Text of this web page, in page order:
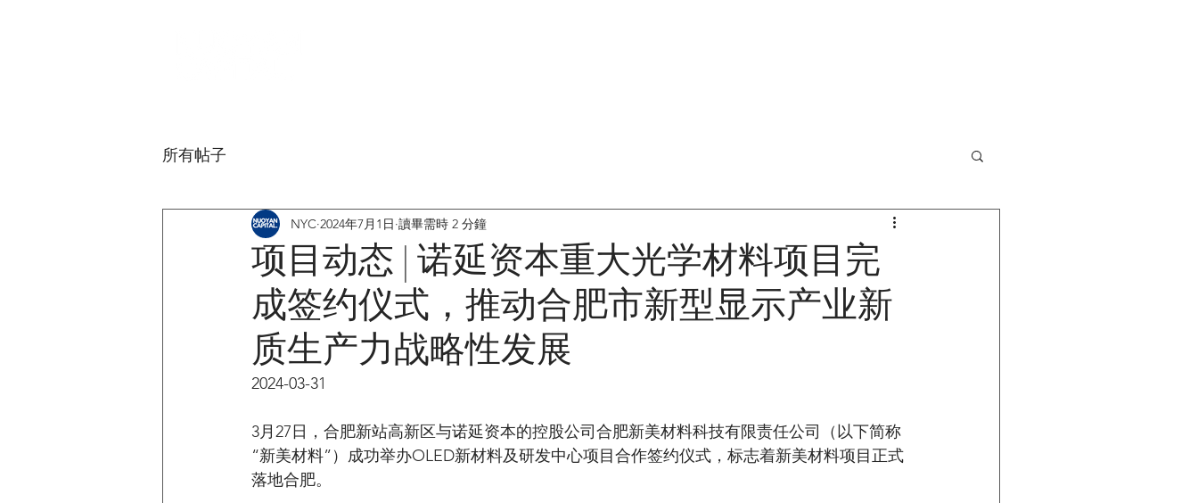
所有帖子
项目动态 | 诺延资本重大光学材料项目完
成签约仪式，推动合肥市新型显示产业新
质生产力战略性发展
NYC 2024年7月1日 讀畢需時 2 分鐘
2024-03-31
3月27日，合肥新站高新区与诺延资本的控股公司合肥新美材料科技有限责任公司（以下简称
“新美材料”）成功举办OLED新材料及研发中心项目合作签约仪式，标志着新美材料项目正式
落地合肥。